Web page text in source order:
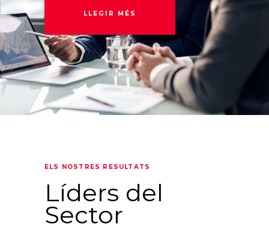
LLEGIR MÉS
ELS NOSTRES RESULTATS
Líders del
Sector